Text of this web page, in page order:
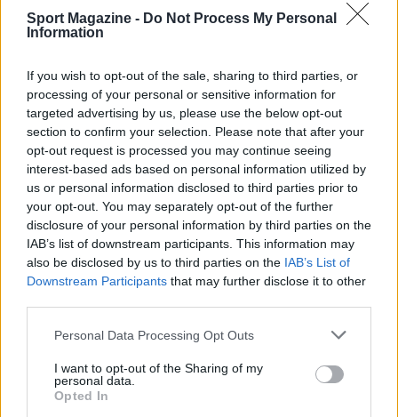
Sport Magazine - Do Not Process My Personal
Information
If you wish to opt-out of the sale, sharing to third parties, or
processing of your personal or sensitive information for
targeted advertising by us, please use the below opt-out
section to confirm your selection. Please note that after your
opt-out request is processed you may continue seeing
interest-based ads based on personal information utilized by
us or personal information disclosed to third parties prior to
your opt-out. You may separately opt-out of the further
disclosure of your personal information by third parties on the
IAB’s list of downstream participants. This information may
also be disclosed by us to third parties on the IAB’s List of
Downstream Participants that may further disclose it to other
Please note that this website/app uses one or more Google
not limited to your visit or usage behaviour. You may click to
grant or deny consent to Google and its third-party tags to
use your data for below specified purposes in below Google
Personal Data Processing Opt Outs
I want to opt-out of the Sharing of my
personal data.
Opted In
Strategia power unit F1: gestione ICE, turbo e
mappature
Andrea Conforti · 7 Ago 2026
MOTORI